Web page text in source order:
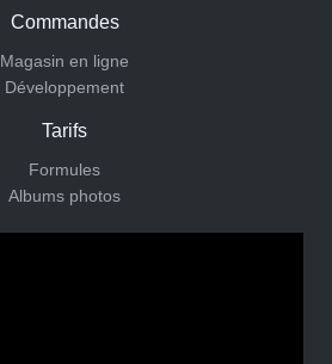
Commandes
Magasin en ligne
Développement
Tarifs
Formules
Albums photos